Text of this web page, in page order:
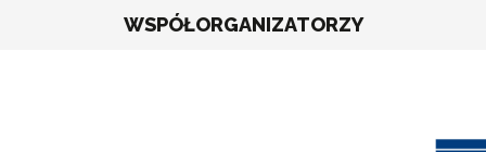
WSPÓŁORGANIZATORZY